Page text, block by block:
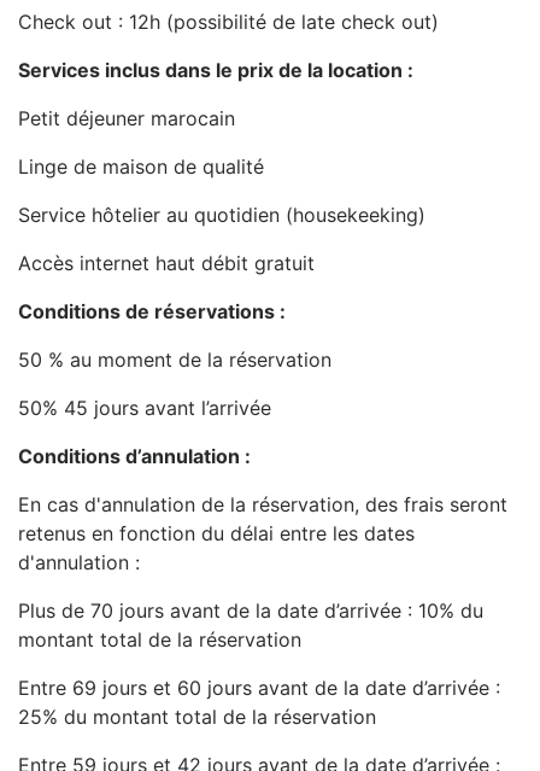
Check out : 12h (possibilité de late check out)
Services inclus dans le prix de la location :
Petit déjeuner marocain
Linge de maison de qualité
Service hôtelier au quotidien (housekeeking)
Accès internet haut débit gratuit
Conditions de réservations :
50 % au moment de la réservation
50% 45 jours avant l’arrivée
Conditions d’annulation :
En cas d'annulation de la réservation, des frais seront
retenus en fonction du délai entre les dates
d'annulation :
Plus de 70 jours avant de la date d’arrivée : 10% du
montant total de la réservation
Entre 69 jours et 60 jours avant de la date d’arrivée :
25% du montant total de la réservation
Entre 59 jours et 42 jours avant de la date d’arrivée :